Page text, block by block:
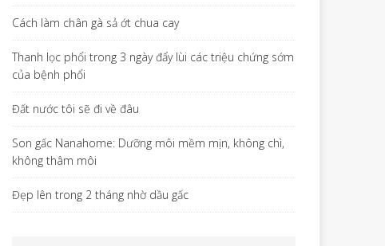
Cách làm chân gà sả ớt chua cay
Thanh lọc phổi trong 3 ngày đẩy lùi các triệu chứng sớm
của bệnh phổi
Đất nước tôi sẽ đi về đâu
Son gấc Nanahome: Dưỡng môi mềm mịn, không chì,
không thâm môi
Đẹp lên trong 2 tháng nhờ dầu gấc